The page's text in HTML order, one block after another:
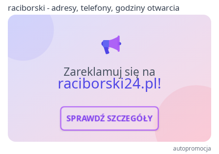
raciborski - adresy, telefony, godziny otwarcia
Zareklamuj się na
raciborski24.pl!
SPRAWDŹ SZCZEGÓŁY
autopromocja